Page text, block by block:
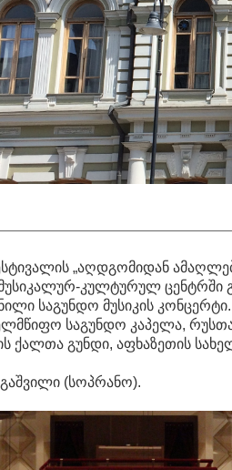
„აღდგომიდან
კულტურულ ცენტრში
საგუნდო მუსიკის კონცერტი.
საგუნდო კაპელა,
ქალთა გუნდი, აფხაზეთის
(სოპრანო).